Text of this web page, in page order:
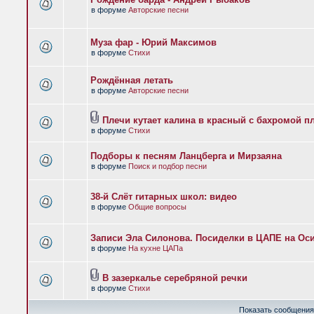
в форуме Авторские песни
Муза фар - Юрий Максимов
в форуме Стихи
Рождённая летать
в форуме Авторские песни
Плечи кутает калина в красный с бахромой
в форуме Стихи
Подборы к песням Ланцберга и Мирзаяна
в форуме Поиск и подбор песни
38-й Слёт гитарных школ: видео
в форуме Общие вопросы
Записи Эла Силонова. Посиделки в ЦАПЕ на
в форуме На кухне ЦАПа
В зазеркалье серебряной речки
в форуме Стихи
Показать